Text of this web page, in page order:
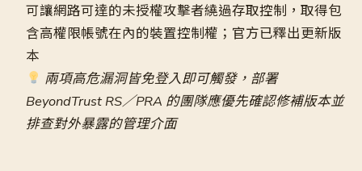
可讓網路可達的未授權攻擊者繞過存取控制，取得包
含高權限帳號在內的裝置控制權；官方已釋出更新版
本
兩項高危漏洞皆免登入即可觸發，部署
BeyondTrust RS／PRA 的團隊應優先確認修補版本並
排查對外暴露的管理介面